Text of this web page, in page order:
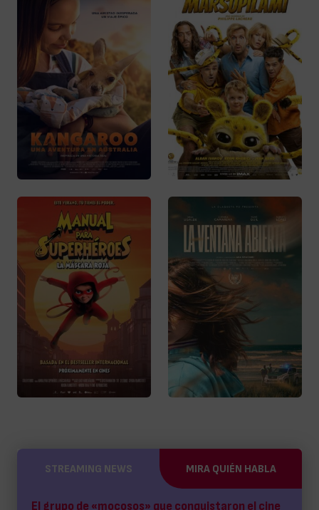
STREAMING NEWS MIRA QUIÉN HABLA
El grupo de «mocosos» que conquistaron el cine